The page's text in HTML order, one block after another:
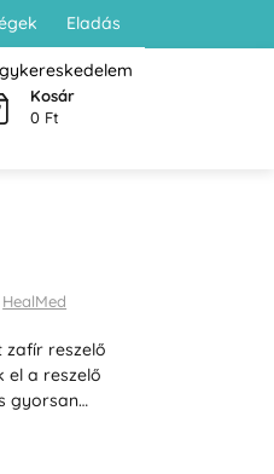
Eladás
Kosár
0 Ft
HealMed
zafír reszelő
el a reszelő
gyorsan…